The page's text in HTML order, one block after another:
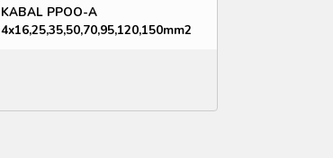
KABAL PPOO-A
4x16,25,35,50,70,95,120,150mm2